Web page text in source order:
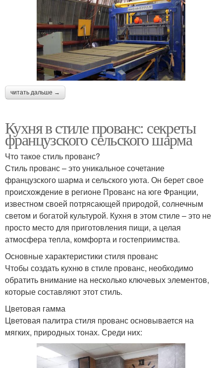
читать дальше →
Кухня в стиле прованс: секреты
французского сельского шарма
Что такое стиль прованс?
Стиль прованс – это уникальное сочетание
французского шарма и сельского уюта. Он берет свое
происхождение в регионе Прованс на юге Франции,
известном своей потрясающей природой, солнечным
светом и богатой культурой. Кухня в этом стиле – это не
просто место для приготовления пищи, а целая
атмосфера тепла, комфорта и гостеприимства.
Основные характеристики стиля прованс
Чтобы создать кухню в стиле прованс, необходимо
обратить внимание на несколько ключевых элементов,
которые составляют этот стиль.
Цветовая гамма
Цветовая палитра стиля прованс основывается на
мягких, природных тонах. Среди них: